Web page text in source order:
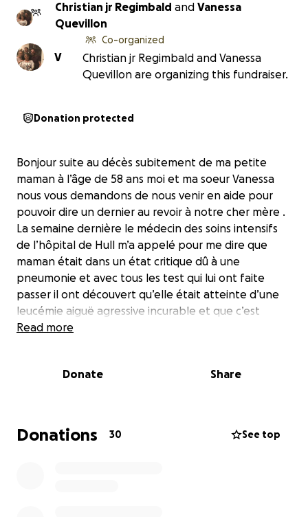
Christian jr Regimbald and Vanessa
Quevillon
V
Co-organized
Christian jr Regimbald and Vanessa
Quevillon are organizing this fundraiser.
Donation protected
Bonjour suite au décès subitement de ma petite
maman à l’âge de 58 ans moi et ma soeur Vanessa
nous vous demandons de nous venir en aide pour
pouvoir dire un dernier au revoir à notre cher mère .
La semaine dernière le médecin des soins intensifs
de l’hôpital de Hull m’a appelé pour me dire que
maman était dans un état critique dû à une
pneumonie et avec tous les test qui lui ont faite
passer il ont découvert qu’elle était atteinte d’une
leucémie aiguë agressive incurable et que c’est
chance de survie était nulle . Maman c’est éteinte le
d’assurance aucun prearrangement donc moi et ma
payer les frais funéraire de notre cher mère peut
importe ce que vous pouvez donner seras faire la
Read more
Donate Share
Donations 30 See top